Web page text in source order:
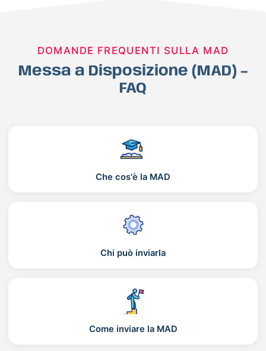
DOMANDE FREQUENTI SULLA MAD
Messa a Disposizione (MAD) –
FAQ
Che cos'è la MAD
Chi può inviarla
Come inviare la MAD